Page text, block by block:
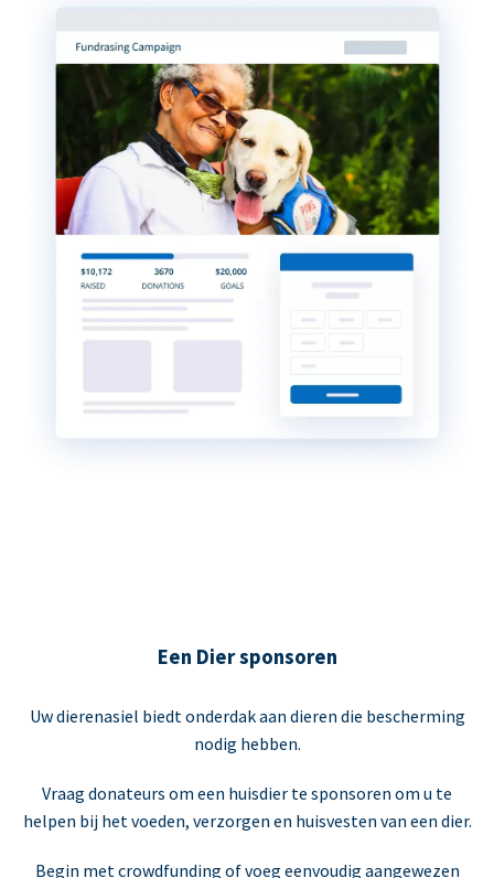
Een Dier sponsoren
Uw dierenasiel biedt onderdak aan dieren die bescherming
nodig hebben.
Vraag donateurs om een huisdier te sponsoren om u te
helpen bij het voeden, verzorgen en huisvesten van een dier.
Begin met crowdfunding of voeg eenvoudig aangewezen